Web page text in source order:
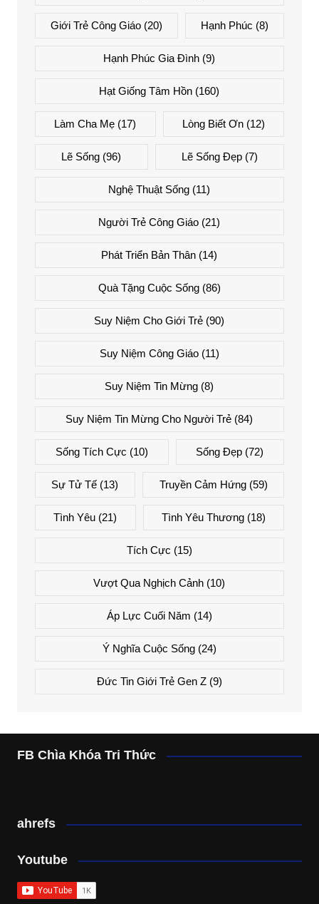
Giới Trẻ Công Giáo(20) Hạnh Phúc (8)
Hạnh Phúc Gia Đình (9)
Hạt Giống Tâm Hồn (160)
Làm Cha Mẹ (17) Lòng Biết Ơn(12)
Lẽ Sống (96) Lẽ Sống Đẹp(7)
Nghệ Thuật Sống (11)
Người Trẻ Công Giáo (21)
Phát Triển Bản Thân (14)
Quà Tặng Cuộc Sống(86)
Suy Niệm Cho Giới Trẻ (90)
Suy Niệm Công Giáo(11)
Suy Niệm Tin Mừng (8)
Suy Niệm Tin Mừng Cho Người Trẻ (84)
Sống Tích Cực (10) Sống Đẹp (72)
Sự Tử Tế (13) Truyền Cảm Hứng(59)
Tình Yêu (21) Tình Yêu Thương(18)
Tích Cực (15)
Vượt Qua Nghịch Cảnh (10)
Áp Lực Cuối Năm (14)
Ý Nghĩa Cuộc Sống(24)
Đức Tin Giới Trẻ Gen Z(9)
FB Chìa Khóa Tri Thức
ahrefs
Youtube